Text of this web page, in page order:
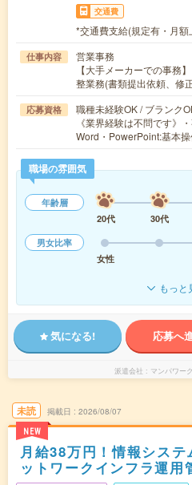
交通費
*交通費支給(規定有・月額
仕事内容
営業事務
【大手メーカーでの事務
整業務(書類提出依頼、修
応募資格
職種未経験OK / ブランク
《業界経験は不問です》
Word・PowerPoint:基本
職場の雰囲気
年齢層
20代
30代
男女比率
女性
もっと
気になる! 応募へ
派遣会社 マンパワー
未読
NEW
掲載日 2026/08/07
月給38万円！情報シス
ットワークインフラ運用